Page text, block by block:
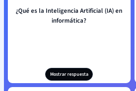
¿Qué es la Inteligencia Artificial (IA) en
informática?
Mostrar respuesta